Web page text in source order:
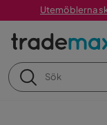
Utemöblerna